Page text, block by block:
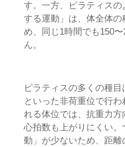
す。一方、ピラティス
する運動」は、体全体
め、同じ1時間でも150
ん。
ピラティスの多くの種
といった非荷重位で行
れる体位では、抗重力方
心拍数も上がりにくい
動」が少ないため、距